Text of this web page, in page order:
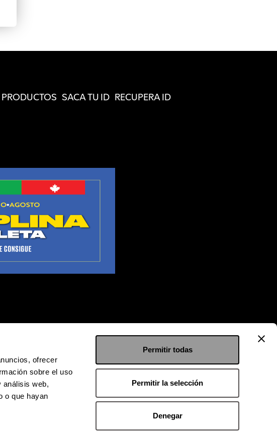
ofrecer
sobre el uso
análisis web,
o que hayan
Permitir todas
Permitir la selección
Denegar
PRODUCTOS SACA TU ID RECUPERA ID